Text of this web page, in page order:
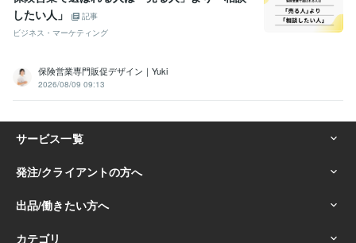
したい人」
記事
ビジネス・マーケティング
保険営業専門販促デザイン｜Yuki
2026/08/09 09:13